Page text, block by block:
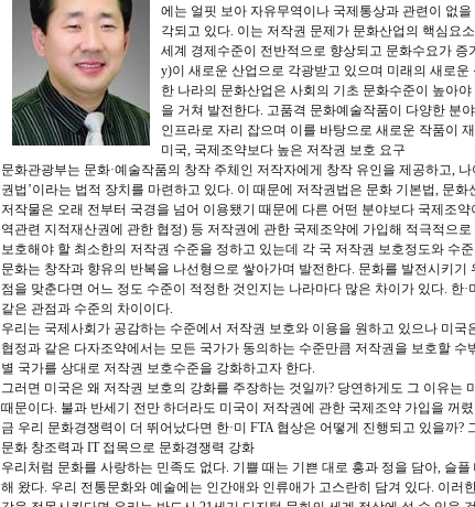
에는 얼핏 보아 자유무역이나 국제통상과 관련이 없
각되고 있다. 이는 저작권 문제가 문화산업의 핵심요
세계 경제수준이 전반적으로 향상되고 문화수요가 증
y)이 새로운 산업으로 각광받고 있으며 미래의 새로운
한 나라의 문화산업은 사회의 기초 문화수준이 높아
을 거쳐 발전한다. 고품격 문화예술작품이 다양한 분
인프라로 자리 잡으며 이를 바탕으로 새로운 작품이
미국, 국제조약보다 높은 저작권 보호 요구
문화관광부는 문화·예술작품의 창작 주체인 저작자에게 창작 유인을 제공하고,
권법’이라는 법적 장치를 마련하고 있다. 이 때문에 저작권법은 문화 기본법, 문화
저작물은 오래 전부터 국경을 넘어 이용됐기 때문에 다른 어떤 분야보다 국제조
역관련 지적재산권에 관한 협정) 등 저작권에 관한 국제조약에 가입해 적극적으
보호해야 할 최소한의 저작권 수준을 정하고 있는데 각 국 저작권 보호정도와 수
문화는 창작과 향유의 반복을 나선형으로 쌓아가며 발전한다. 문화를 발전시키
점을 맞춘다면 어느 정도 수준이 적정한 것인지는 나라마다 많은 차이가 있다. 한·
같은 관점과 수준의 차이이다.
우리는 국제사회가 공감하는 수준에서 저작권 보호와 이용을 원하고 있으나 미
협정과 같은 다자조약에서는 모든 국가가 동의하는 수준만큼 저작권을 보호할 수
별 국가를 상대로 저작권 보호수준을 강화하고자 한다.
그러면 미국은 왜 저작권 보호의 강화를 주장하는 것일까? 당연하게도 그 이유는
때문이다. 불과 반세기 전만 하더라도 미국이 저작권에 관한 국제조약 가입을 꺼
금 우리 문화경쟁력이 더 뛰어났다면 한·미 FTA 협상은 어떻게 진행되고 있을까?
문화 창조력과 IT 접목으로 문화경쟁력 강화
우리처럼 문화를 사랑하는 민족도 없다. 기쁠 때는 기쁜 대로 흥과 정을 담아, 슬
해 왔다. 우리 전통문화와 예술에는 인간애와 인류애가 고스란히 담겨 있다. 이러